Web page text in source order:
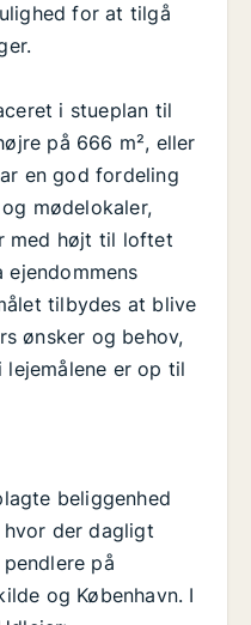
for at tilgå
i stueplan til
på 666 m², eller
en god fordeling
mødelokaler,
med højt til loftet
tilbydes at blive
ønsker og behov,
er op til
beliggenhed
der dagligt
på
og København. I